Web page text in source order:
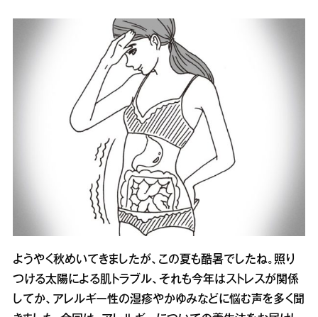
ようやく秋めいてきましたが、この夏も酷暑でしたね。照り
つける太陽による肌トラブル、それも今年はストレスが関係
してか、アレルギー性の湿疹やかゆみなどに悩む声を多く聞